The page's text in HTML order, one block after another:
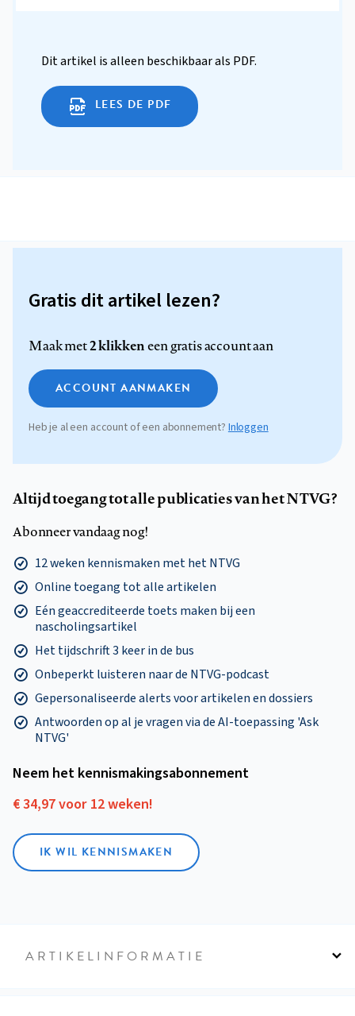
Dit artikel is alleen beschikbaar als PDF.
LEES DE PDF
Gratis dit artikel lezen?
Maak met2 klikkeneen gratis account aan
ACCOUNT AANMAKEN
Heb je al een account of een abonnement? Inloggen
Altijd toegang tot alle publicaties van het NTVG?
Abonneer vandaag nog!
12 weken kennismaken met het NTVG
Online toegang tot alle artikelen
Eén geaccrediteerde toets maken bij een
nascholingsartikel
Het tijdschrift 3 keer in de bus
Onbeperkt luisteren naar de NTVG-podcast
Gepersonaliseerde alerts voor artikelen en dossiers
Antwoorden op al je vragen via de AI-toepassing 'Ask
NTVG'
Neem het kennismakings­abonnement
€ 34,97 voor 12 weken!
IK WIL KENNISMAKEN
ARTIKELINFORMATIE